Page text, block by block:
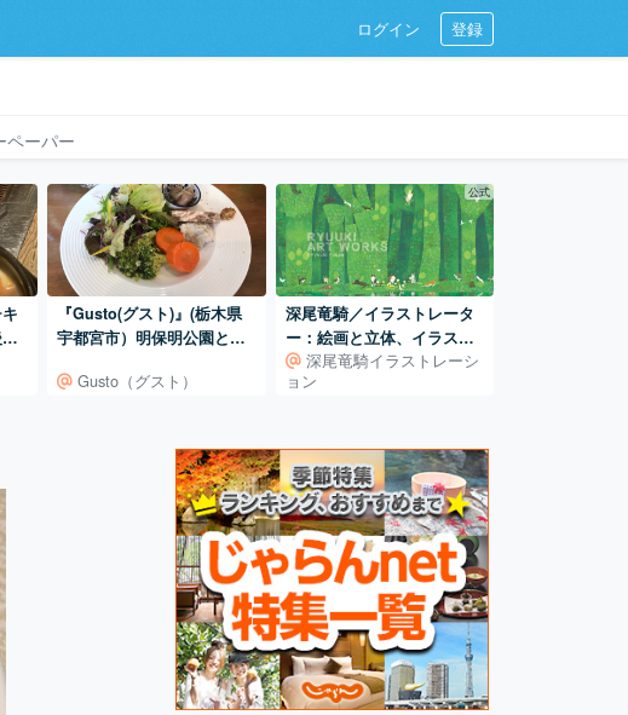
ログイン 登録
ペーパー
『Gusto(グスト)』(栃木県
宇都宮市）明保明公園と私
Gusto（グスト）
公式
深尾竜騎／イラストレータ
ー：絵画と立体、イラスト
レーションの世界
深尾竜騎イラストレーシ
ョン